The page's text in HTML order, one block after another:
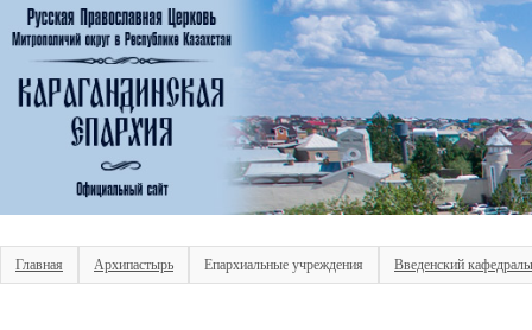
Главная Архипастырь Епархиальные учреждения Введенский